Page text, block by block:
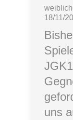
18/11/
uns